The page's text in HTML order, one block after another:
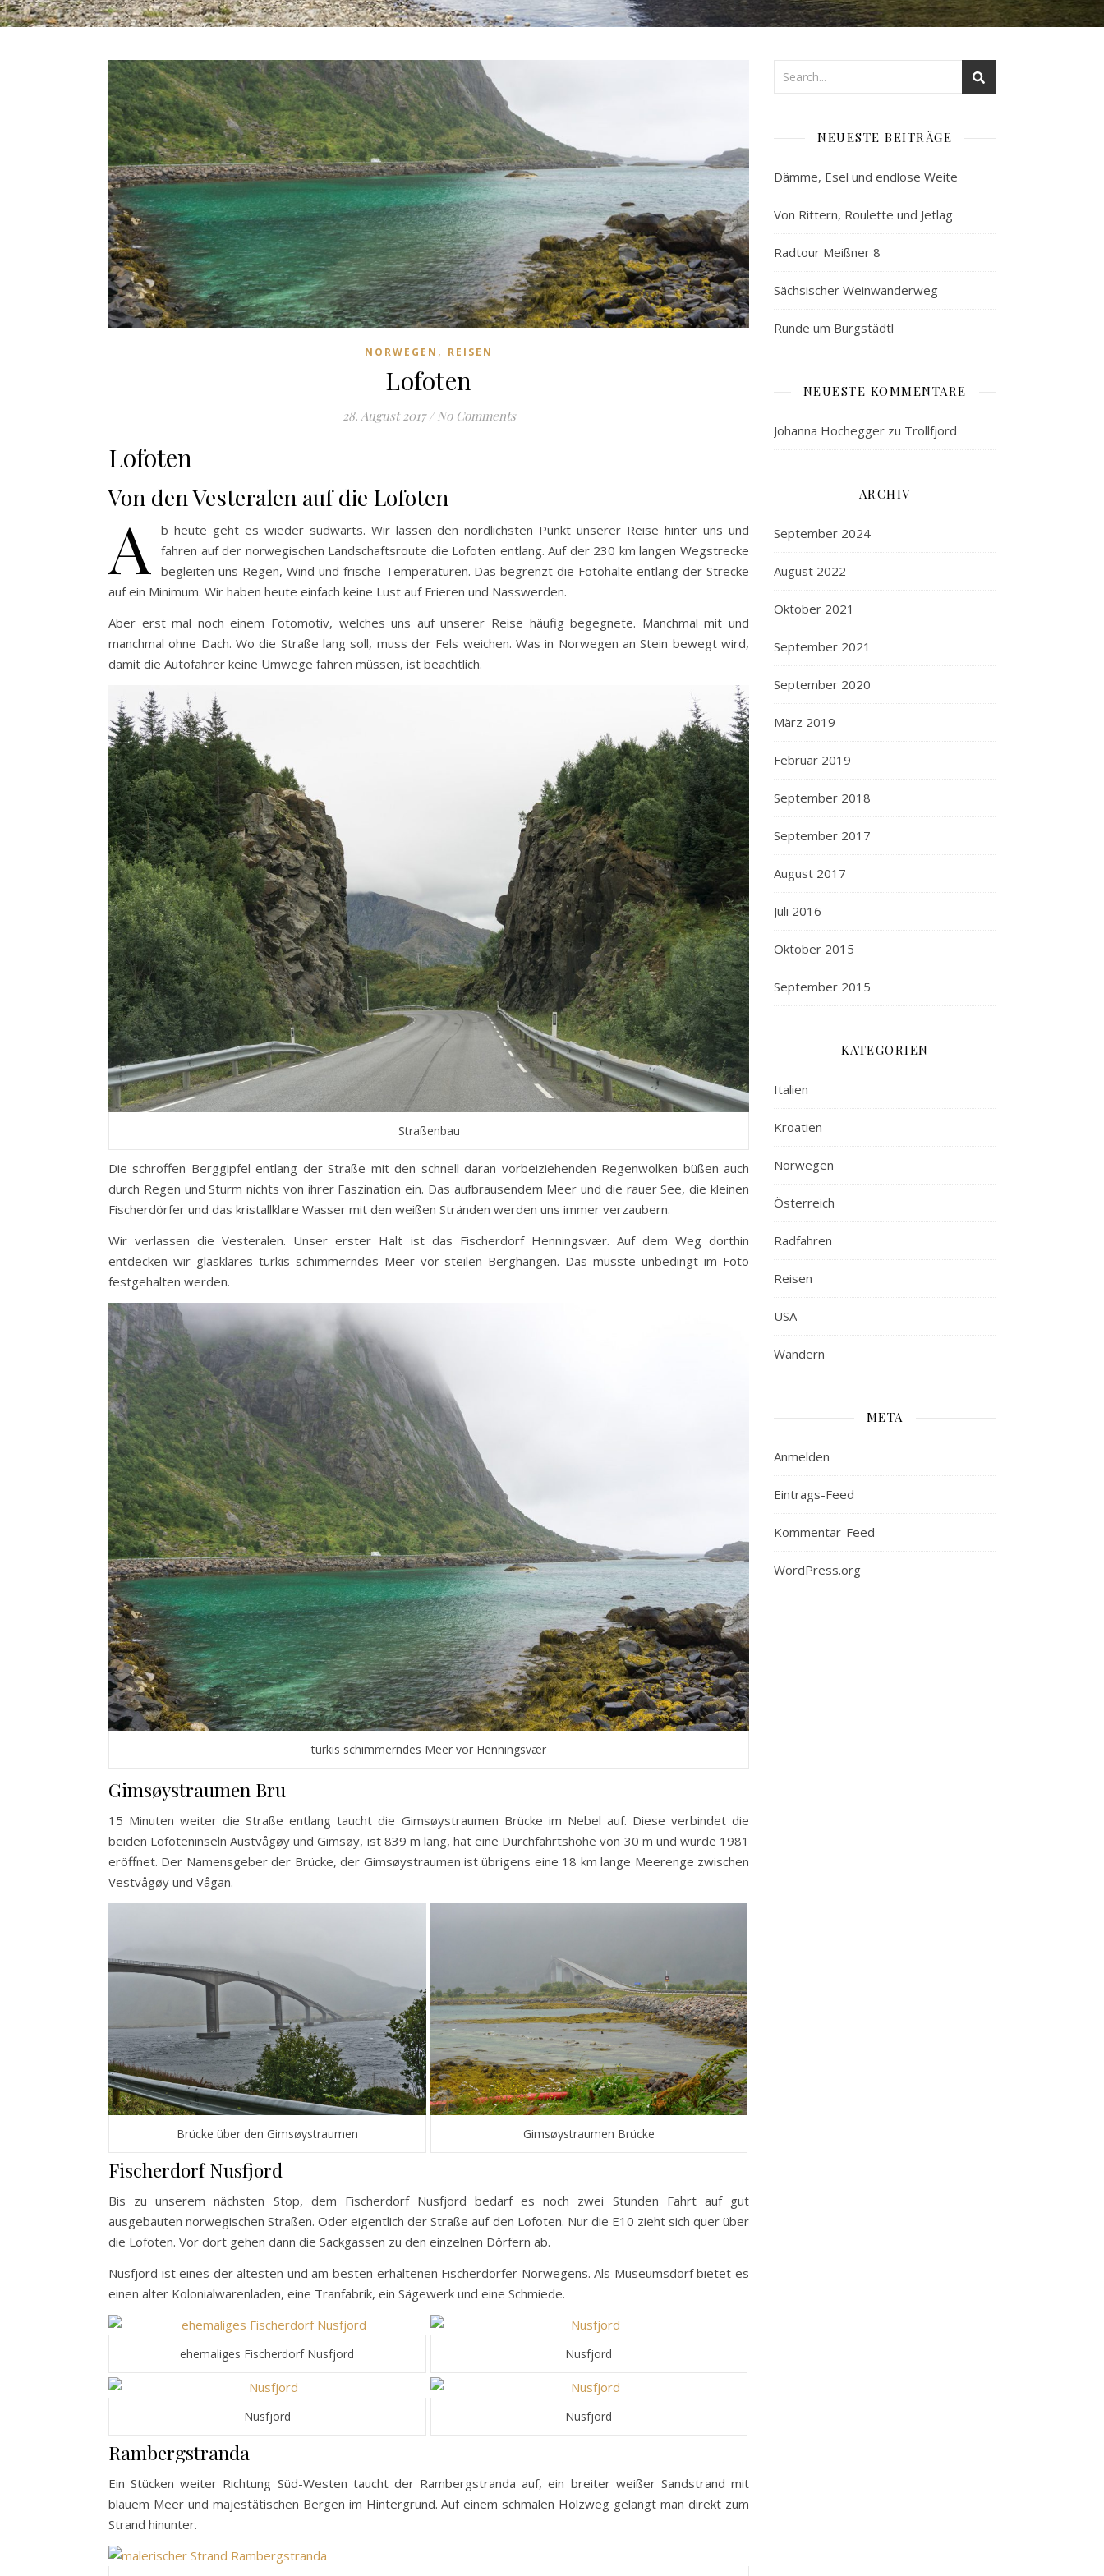
NORWEGEN , REISEN
Lofoten
28. August 2017 / No Comments
Lofoten
Von den Vesteralen auf die Lofoten
A
b heute geht es wieder südwärts. Wir lassen den nördlichsten Punkt unserer Reise hinter uns und
fahren auf der norwegischen Landschaftsroute die Lofoten entlang. Auf der 230 km langen Wegstrecke
begleiten uns Regen, Wind und frische Temperaturen. Das begrenzt die Fotohalte entlang der Strecke
auf ein Minimum. Wir haben heute einfach keine Lust auf Frieren und Nasswerden.
Aber erst mal noch einem Fotomotiv, welches uns auf unserer Reise häufig begegnete. Manchmal mit und
manchmal ohne Dach. Wo die Straße lang soll, muss der Fels weichen. Was in Norwegen an Stein bewegt wird,
damit die Autofahrer keine Umwege fahren müssen, ist beachtlich.
Straßenbau
Die schroffen Berggipfel entlang der Straße mit den schnell daran vorbeiziehenden Regenwolken büßen auch
durch Regen und Sturm nichts von ihrer Faszination ein. Das aufbrausendem Meer und die rauer See, die kleinen
Fischerdörfer und das kristallklare Wasser mit den weißen Stränden werden uns immer verzaubern.
Wir verlassen die Vesteralen. Unser erster Halt ist das Fischerdorf Henningsvær. Auf dem Weg dorthin
entdecken wir glasklares türkis schimmerndes Meer vor steilen Berghängen. Das musste unbedingt im Foto
festgehalten werden.
türkis schimmerndes Meer vor Henningsvær
Gimsøystraumen Bru
15 Minuten weiter die Straße entlang taucht die Gimsøystraumen Brücke im Nebel auf. Diese verbindet die
beiden Lofoteninseln Austvågøy und Gimsøy, ist 839 m lang, hat eine Durchfahrtshöhe von 30 m und wurde 1981
eröffnet. Der Namensgeber der Brücke, der Gimsøystraumen ist übrigens eine 18 km lange Meerenge zwischen
Vestvågøy und Vågan.
Brücke über den Gimsøystraumen Gimsøystraumen Brücke
Fischerdorf Nusfjord
Bis zu unserem nächsten Stop, dem Fischerdorf Nusfjord bedarf es noch zwei Stunden Fahrt auf gut
ausgebauten norwegischen Straßen. Oder eigentlich der Straße auf den Lofoten. Nur die E10 zieht sich quer über
die Lofoten. Vor dort gehen dann die Sackgassen zu den einzelnen Dörfern ab.
Nusfjord ist eines der ältesten und am besten erhaltenen Fischerdörfer Norwegens. Als Museumsdorf bietet es
einen alter Kolonialwarenladen, eine Tranfabrik, ein Sägewerk und eine Schmiede.
ehemaliges Fischerdorf Nusfjord Nusfjord
Nusfjord Nusfjord
Rambergstranda
Ein Stücken weiter Richtung Süd-Westen taucht der Rambergstranda auf, ein breiter weißer Sandstrand mit
blauem Meer und majestätischen Bergen im Hintergrund. Auf einem schmalen Holzweg gelangt man direkt zum
Strand hinunter.
NEUESTE BEITRÄGE
Dämme, Esel und endlose Weite
Von Rittern, Roulette und Jetlag
Radtour Meißner 8
Sächsischer Weinwanderweg
Runde um Burgstädtl
NEUESTE KOMMENTARE
Johanna Hochegger zu Trollfjord
ARCHIV
September 2024
August 2022
Oktober 2021
September 2021
September 2020
März 2019
Februar 2019
September 2018
September 2017
August 2017
Juli 2016
Oktober 2015
September 2015
KATEGORIEN
Italien
Kroatien
Norwegen
Österreich
Radfahren
Reisen
USA
Wandern
META
Anmelden
Eintrags-Feed
Kommentar-Feed
WordPress.org